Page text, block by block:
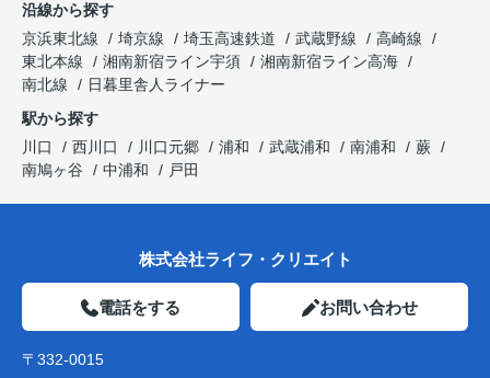
沿線から探す
京浜東北線
埼京線 埼玉高速鉄道 武蔵野線
高崎線
東北本線
湘南新宿ライン宇須
湘南新宿ライン高海
南北線
日暮里舎人ライナー
駅から探す
川口
西川口 川口元郷 浦和 武蔵浦和 南浦和
蕨
南鳩ヶ谷
中浦和 戸田
株式会社ライフ・クリエイト
電話をする お問い合わせ
〒332-0015